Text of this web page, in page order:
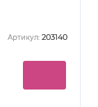
Артикул: 203140